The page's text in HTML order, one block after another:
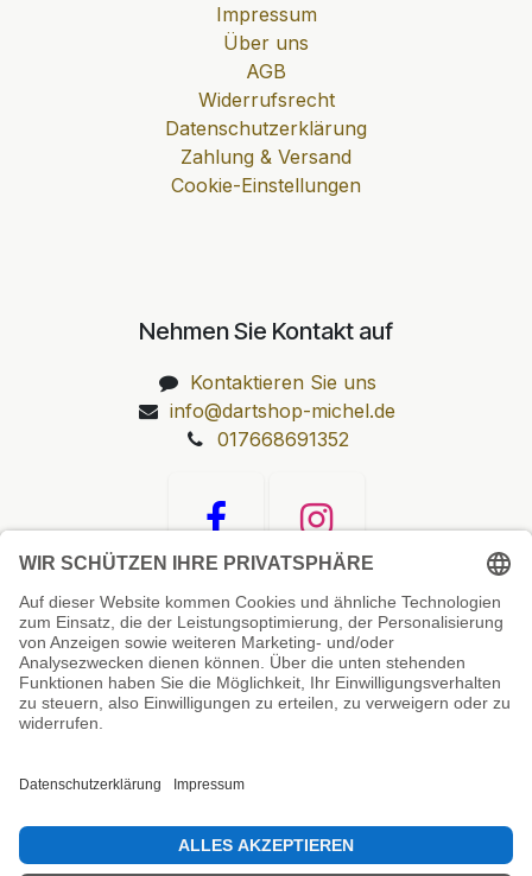
Impressum
Über uns
AGB
Widerrufsrecht
Datenschutzerklärung
Zahlung & Versand
Cookie-Einstellungen
Nehmen Sie Kontakt auf
Kontaktieren Sie uns
info@dartshop-michel.de
017668691352
Unsere Prüfsiegel